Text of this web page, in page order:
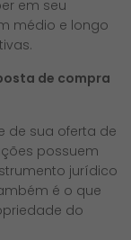
em seu
médio e longo
de compra
de sua oferta de
possuem
jurídico
é o que
do